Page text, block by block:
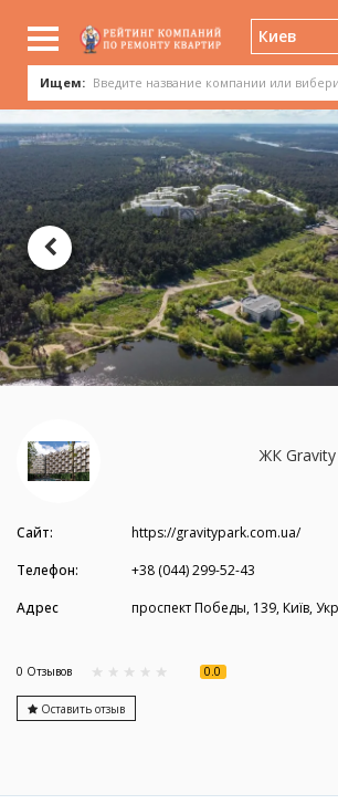
Киев
Ищем:
ЖК
Сайт:
https://gravitypark.com.ua/
Телефон:
+38 (044) 299-52-43
Адрес
проспект Победы, 139, Київ,
0 Отзывов 0.0
Оставить отзыв